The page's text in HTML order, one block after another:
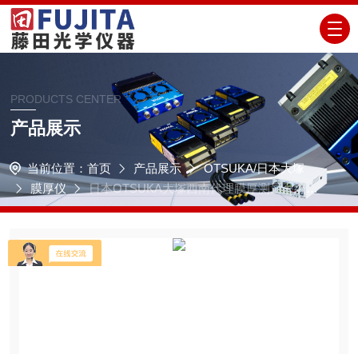
PRODUCTS CENTER
产品展示
当前位置： 首页 产品展示
OTSUKA/日本大塚
膜厚仪
日本OTSUKA大塚西南代理膜厚测量系统GS
-300